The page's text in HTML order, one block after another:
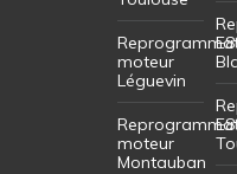
moteur
Léguevin
moteur
Montauban